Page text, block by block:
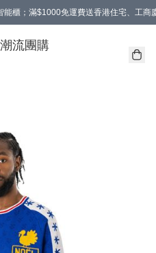
櫃；滿$1000免運費送香港住宅、工商
流團購